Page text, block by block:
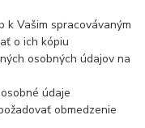
k Vašim spracovávaným
o ich kópiu
osobných údajov na
údaje
obmedzenie